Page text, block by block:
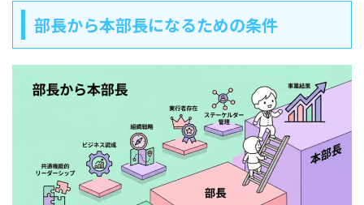
部長から本部長になるための条件